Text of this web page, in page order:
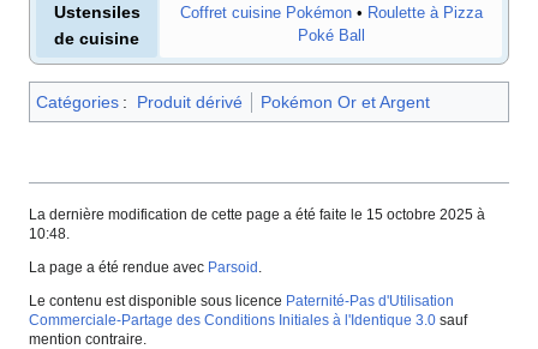
Ustensiles
de cuisine
Coffret cuisine Pokémon• Roulette à Pizza
Poké Ball
Catégories : Produit dérivé Pokémon Or et Argent
La dernière modification de cette page a été faite le 15 octobre 2025 à
10:48.
La page a été rendue avec Parsoid
Le contenu est disponible sous licence Paternité-Pas d'Utilisation
Commerciale-Partage des Conditions Initiales à l'Identique 3.0 sauf
mention contraire.